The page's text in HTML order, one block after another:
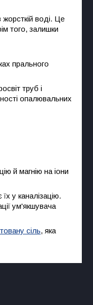
воді. Це
того, залишки
прального
труб і
опалювальних
й магнію на іони
у каналізацію.
ум'якшувача
сіль, яка